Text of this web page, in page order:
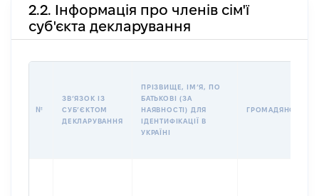
2.2. Інформація про членів сім'ї
суб'єкта декларування
№
ЗВʼЯЗОК ІЗ
СУБʼЄКТОМ
ДЕКЛАРУВАННЯ
ПРІЗВИЩЕ, ІМʼЯ, ПО
БАТЬКОВІ (ЗА
НАЯВНОСТІ) ДЛЯ
ІДЕНТИФІКАЦІЇ В
УКРАЇНІ
ГРОМАДЯНСТВО